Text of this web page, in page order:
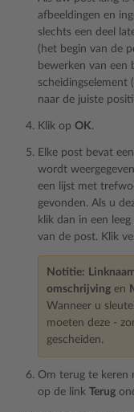
afbeeldingen en
slechts een deel
(het begin van de
bewerken van een
scheidingselement
naar de juiste
Klik op OK.
Elke post bevat
wordt
een lijst met
gevonden. Als u
klik dan in een
van de post. Klik
Notitie:
omschrijving en
Wanneer u
moeten deze -
gescheiden.
Om terug te keren
op de link Terug